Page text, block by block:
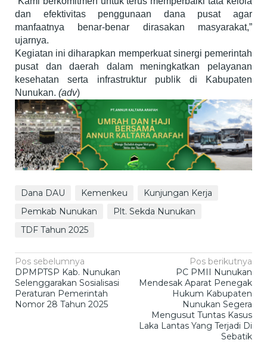
dan efektivitas penggunaan dana pusat agar
manfaatnya benar-benar dirasakan masyarakat,”
ujarnya.
Kegiatan ini diharapkan memperkuat sinergi pemerintah
pusat dan daerah dalam meningkatkan pelayanan
kesehatan serta infrastruktur publik di Kabupaten
Nunukan. (adv)
Dana DAU Kemenkeu
Kunjungan Kerja
Pemkab Nunukan
Plt. Sekda Nunukan
TDF Tahun 2025
Navigasi
pos
Pos sebelumnya
DPMPTSP Kab. Nunukan
Selenggarakan Sosialisasi
Peraturan Pemerintah
Nomor 28 Tahun 2025
Pos berikutnya
PC PMII Nunukan
Mendesak Aparat Penegak
Hukum Kabupaten
Nunukan Segera
Mengusut Tuntas Kasus
Laka Lantas Yang Terjadi Di
Sebatik